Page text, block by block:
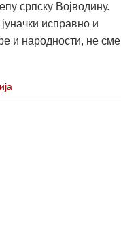
српску Војводину.
исправно и
и народности, не сме